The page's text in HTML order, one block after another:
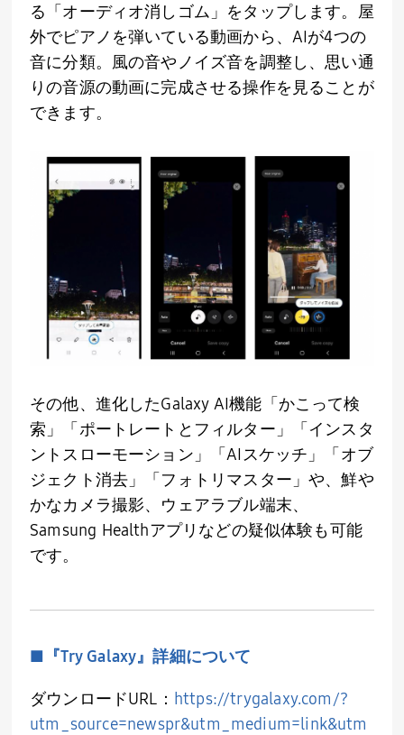
る「オーディオ消しゴム」をタップします。屋
外でピアノを弾いている動画から、 AIが4つの
音に分類。風の音やノイズ音を調整し、思い通
りの音源の動画に完成させる操作を見ることが
できます。
その他、進化したGalaxy AI機能「かこって検
索」「ポートレートとフィルター」「インスタ
ントスローモーション」「AIスケッチ」「オブ
ジェクト消去」「フォトリマスター」や、鮮や
かなカメラ撮影、ウェアラブル端末、
Samsung Healthアプリなどの疑似体験も可能
です。
■『Try Galaxy』詳細について
ダウンロードURL ： https://trygalaxy.com/?
utm_source=newspr&utm_medium=link&utm